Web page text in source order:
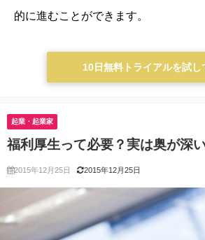
的に進むことができます。
10日無料トライアルを試し
起業・起業家
福利厚生って必要？実は奥が深
2015年12月25日 2015年12月25日